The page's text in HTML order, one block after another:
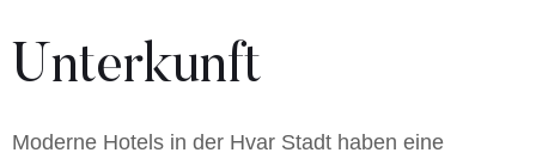
Unterkunft
Moderne Hotels in der Hvar Stadt haben eine